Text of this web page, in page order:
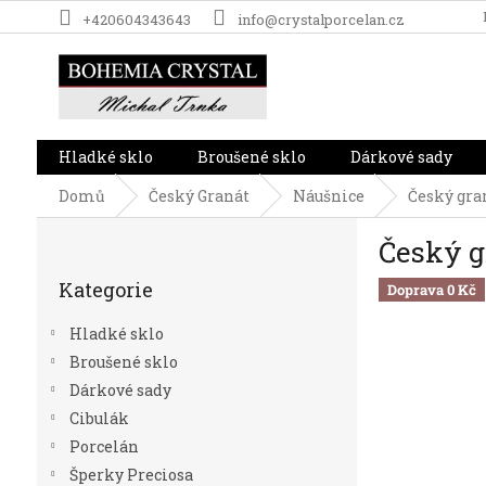
na
+420604343643 info@crystalporcelan.cz
Hladké sklo Broušené sklo Dárkové sady
Domů
Český Granát Náušnice Český
kategorie
Kategorie
Hladké sklo
Broušené sklo
Dárkové sady
Cibulák
Porcelán
Šperky Preciosa
Český
Doprava 0 Kč